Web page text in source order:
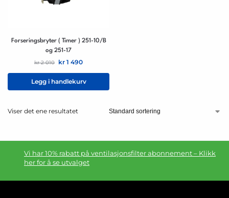
Forseringsbryter ( Timer ) 251-10/B
og 251-17
kr2 010 kr 1 490
Legg i handlekurv
Viser det ene resultatet
Vi har 10% rabatt på ventilasjonsfilter abonnement – Klikk
her for å se utvalget